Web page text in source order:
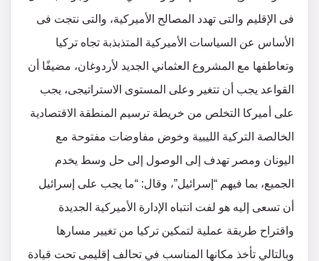
فى الإقليم والتى تهدد المصالح الأميركية، والتى نتجت فى
الأساس عن السياسات الأميركية المتذبذبة تجاه تركيا
وتعاطفها مع المشروع العثماني الجديد لأردوغان، مضيفًا أن
القواعد يجب أن تتغير وعلى المستوى الاستراتيجى، يجب
على أميركا التخلص من خريطة ترسيم المنطقة الاقتصادية
الخالصة التركية الليبية وخوض مفاوضات مفتوحة مع
اليونان ومصر تهدف إلى الوصول إلى حل وسط يخدم
الجميع، بما فيهم “إسرائيل”، وقال: “ما يجب على إسرائيل
أن تسعى إليه هو لفت انتباه الإدارة الأميركية الجديدة
واقتراح طريقة عملية لتمكين تركيا من تغيير مسارها
وبالتالي تأخذ مكانها المناسب في تحالف إقليمى تحت قيادة